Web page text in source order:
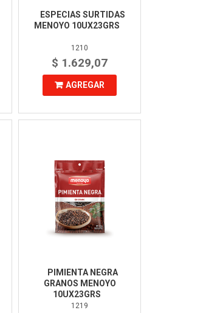
ESPECIAS SURTIDAS
MENOYO 10UX23GRS
1210
$ 1.629,07
AGREGAR
PIMIENTA NEGRA
GRANOS MENOYO
10UX23GRS
1219